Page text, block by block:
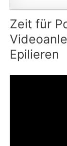
Zeit für
Epilieren